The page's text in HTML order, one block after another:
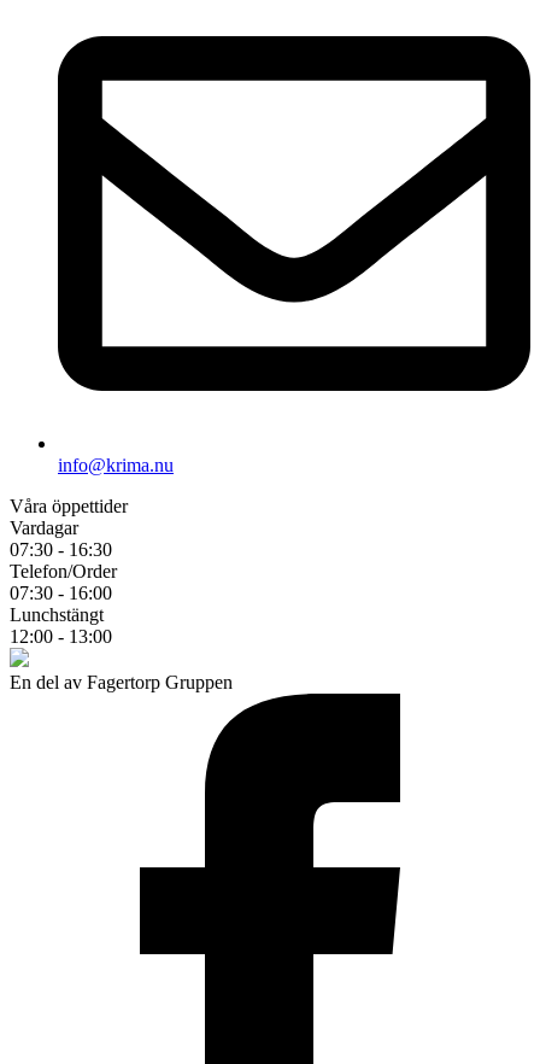
info@krima.nu
Våra öppettider
Vardagar
07:30 - 16:30
Telefon/Order
07:30 - 16:00
Lunchstängt
12:00 - 13:00
En del av Fagertorp Gruppen